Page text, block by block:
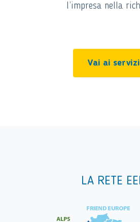
l’impresa nella
Vai ai servizi
LA RETE